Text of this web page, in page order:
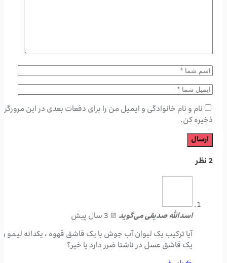
نام و نام خانوادگی و ایمیل من را برای دفعات بعدی در این مرورگر
ذخیره کن.
2 نظر
اسدالله صدیقیمی‌گوید
آیا ترکیب یک لیوان آب جوش با یک قاشق قهوه ، یکدانه لیمو و
یک قاشق عسل در ناشتا ضرر دارد یا خیر؟